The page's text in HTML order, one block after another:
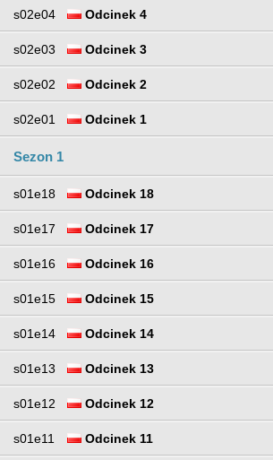
s02e04 Odcinek 4
s02e03 Odcinek 3
s02e02 Odcinek 2
s02e01 Odcinek 1
Sezon 1
s01e18 Odcinek 18
s01e17 Odcinek 17
s01e16 Odcinek 16
s01e15 Odcinek 15
s01e14 Odcinek 14
s01e13 Odcinek 13
s01e12 Odcinek 12
s01e11 Odcinek 11